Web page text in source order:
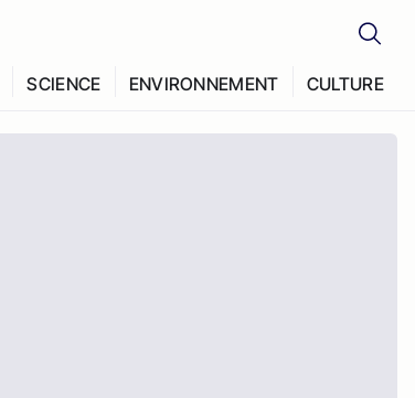
SCIENCE ENVIRONNEMENT CULTURE